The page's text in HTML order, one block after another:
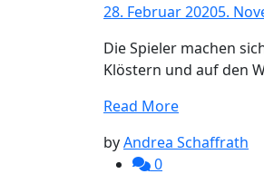
28. Februar 20205.
Die Spieler machen
Klöstern und auf den
Read More
byAndrea Schaffrath
0